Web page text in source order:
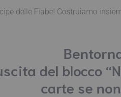
delle Fiabe! Costruiamo
del blocco
carte se